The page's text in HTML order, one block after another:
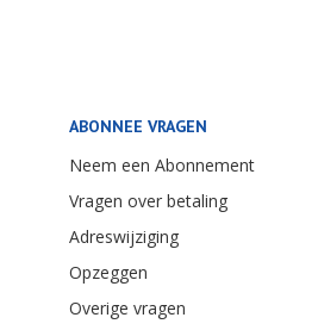
ABONNEE VRAGEN
Neem een Abonnement
Vragen over betaling
Adreswijziging
Opzeggen
Overige vragen